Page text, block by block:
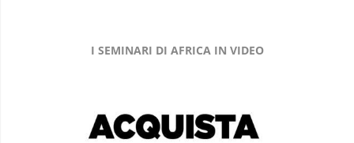
I SEMINARI DI AFRICA IN VIDEO